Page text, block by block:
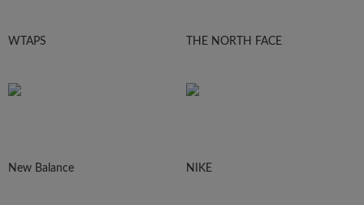
WTAPS THE NORTH FACE
New Balance NIKE